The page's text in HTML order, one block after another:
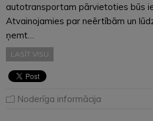
autotransportam pārvietoties būs
Atvainojamies par neērtībām un
ņemt…
LASĪT VISU
Noderīga informācija